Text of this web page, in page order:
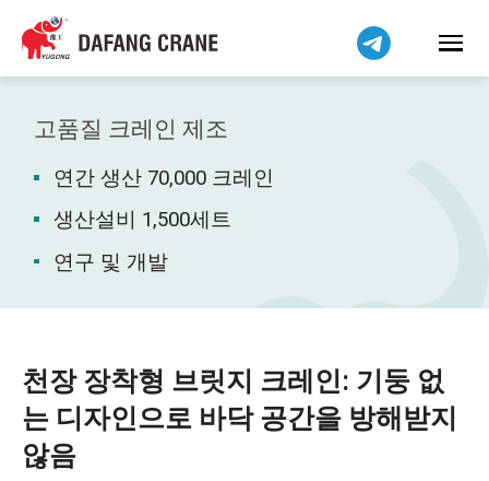
고품질 크레인 제조
연간 생산 70,000 크레인
생산설비 1,500세트
연구 및 개발
천장 장착형 브릿지 크레인: 기둥 없
는 디자인으로 바닥 공간을 방해받지
않음
Bahasa Indonesia
Bahasa Melayu
Tiếng Việt
简体中文
فارسی
Pilipino
اردو
Kiswahili
Dansk
Norsk